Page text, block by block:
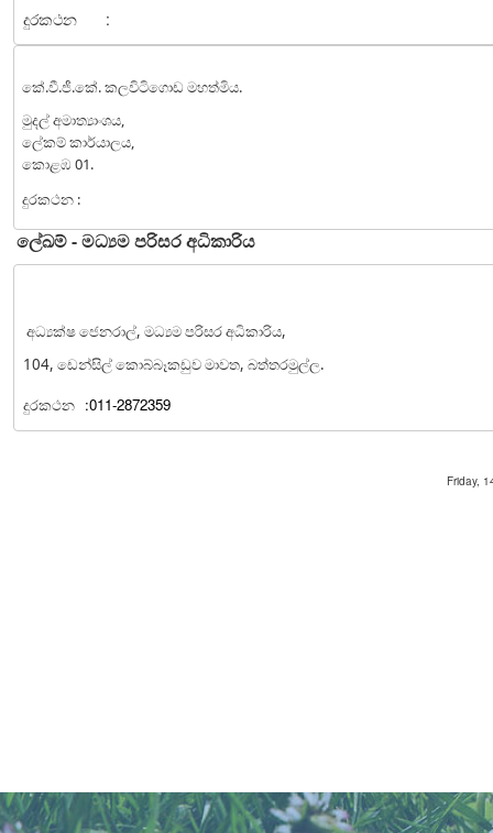
දුරකථන :
කේ.වී.ජී.කේ. කලවිටිගොඩ මහත්මිය.
මුදල් අමාත්‍යාංශය,
ලේකම් කාර්යාලය,
කොළඹ 01.
දුරකථන :
ලේඛම් - මධ්‍යම පරිසර අධිකාරිය
අධ්‍යක්ෂ ජෙනරාල්, මධ්‍යම පරිසර අධිකාරිය,
104, ඩෙන්සිල් කොබ්බෑකඩුව මාවත, බත්තරමුල්ල.
දුරකථන :011-2872359
Friday,